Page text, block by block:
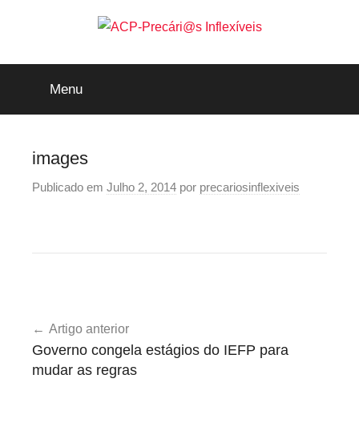
ACP-
Precári@s
Inflexíveis
Menu
images
Publicado em Julho 2, 2014 por precariosinflexiveis
de
artigos
Artigo anterior
Governo congela estágios do IEFP para
mudar as regras